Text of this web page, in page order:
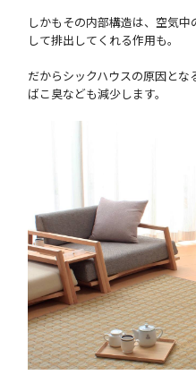
しかもその内部構造は、空気
して排出してくれる作用も。
だからシックハウスの原因と
ばこ臭なども減少します。